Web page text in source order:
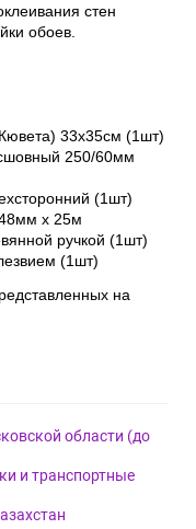
стен
обоев.
33х35см (1шт)
250/60мм
(1шт)
х 25м
ручкой (1шт)
(1шт)
на
области (до
и транспортные